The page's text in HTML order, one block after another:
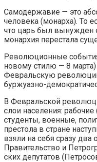
Самодержавие — это
человека (монарха). То
что царь был вынужден
монархия перестала
Революционные
новому стилю — 8 марта)
Февральскую
буржуазно-
В Февральской
слои населения: рабочие
студенты, военные,
престола в стране
взяли на себя сразу
Правительство и
ских де­пу­та­тов